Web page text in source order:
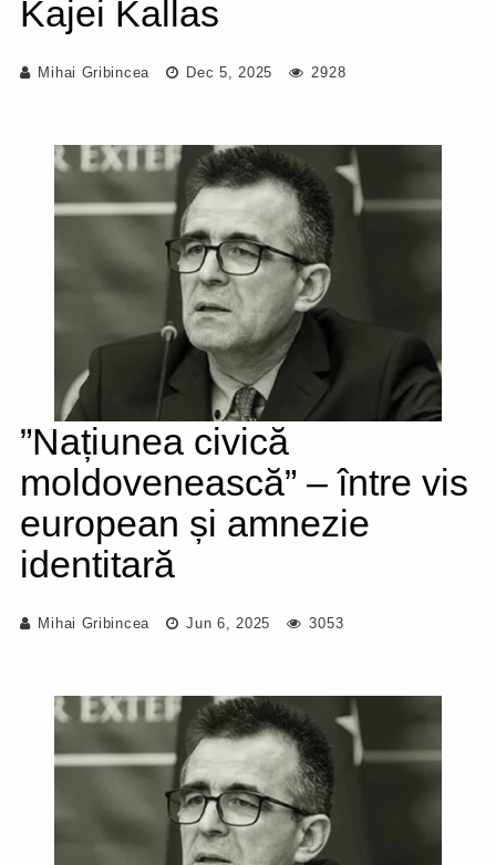
Kajei Kallas
Mihai Gribincea Dec 5, 2025 2928
”Națiunea civică
moldovenească” – între vis
european și amnezie
identitară
Mihai Gribincea Jun 6, 2025 3053